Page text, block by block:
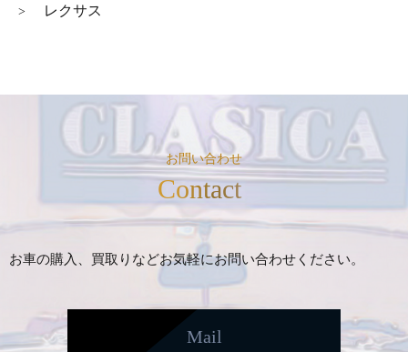
> レクサス
お問い合わせ
Contact
お車の購入、買取りなどお気軽にお問い合わせください。
Mail